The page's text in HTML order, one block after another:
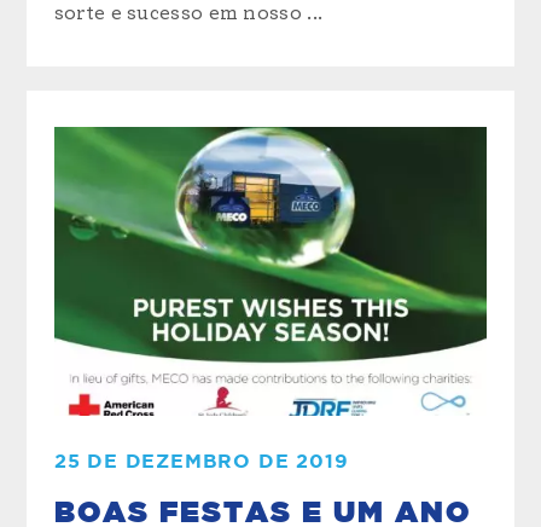
sorte e sucesso em nosso ...
25 DE DEZEMBRO DE 2019
BOAS FESTAS E UM ANO